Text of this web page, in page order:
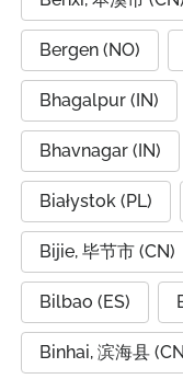
Bergen (NO)
Bhagalpur (IN)
Bhavnagar (IN)
Białystok (PL)
Bijie, 毕节市 (CN)
Bilbao (ES)
Binhai, 滨海县